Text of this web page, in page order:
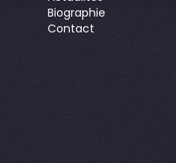
Biographie
Contact